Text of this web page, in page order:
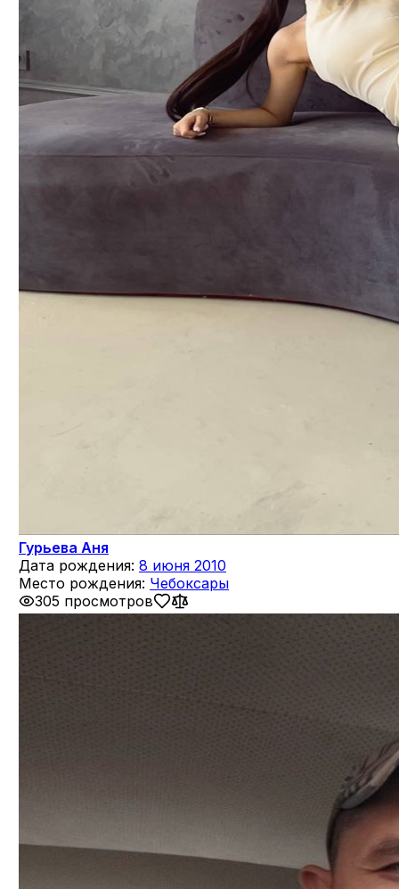
Гурьева Аня
Дата рождения: 8 июня 2010
Место рождения: Чебоксары
305 просмотров